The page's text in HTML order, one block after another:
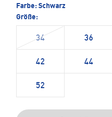
Farbe: Schwarz
Größe:
34 36
42 44
52